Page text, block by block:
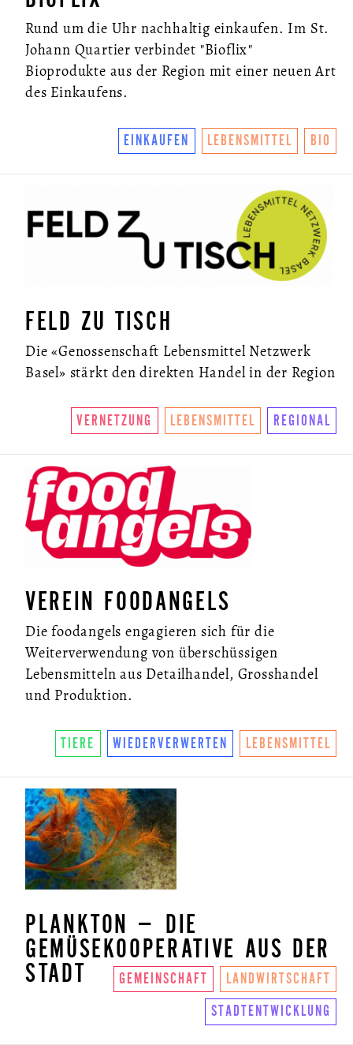
Rund um die Uhr nachhaltig einkaufen. Im St.
Johann Quartier verbindet "Bioflix"
Bioprodukte aus der Region mit einer neuen Art
des Einkaufens.
EINKAUFEN LEBENSMITTEL BIO
FELD ZU TISCH
Die «Genossenschaft Lebensmittel Netzwerk
Basel» stärkt den direkten Handel in der Region
VERNETZUNG LEBENSMITTEL REGIONAL
VEREIN FOODANGELS
Die foodangels engagieren sich für die
Weiterverwendung von überschüssigen
Lebensmitteln aus Detailhandel, Grosshandel
und Produktion.
TIERE WIEDERVERWERTEN LEBENSMITTEL
PLANKTON – DIE
GEMÜSEKOOPERATIVE AUS DER
STADT
GEMEINSCHAFT LANDWIRTSCHAFT
STADTENTWICKLUNG